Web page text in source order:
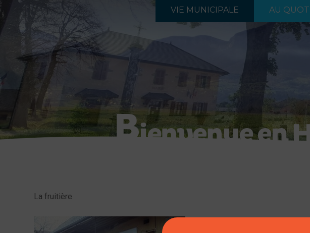
VIE MUNICIPALE AU
La fruitière
La première fruitière est créé